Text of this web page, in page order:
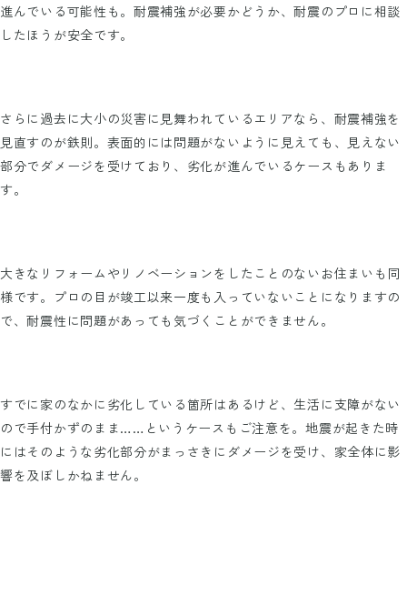
進んでいる可能性も。耐震補強が必要かどうか、耐震のプロに相談
したほうが安全です。
さらに過去に大小の災害に見舞われているエリアなら、耐震補強を
見直すのが鉄則。表面的には問題がないように見えても、見えない
部分でダメージを受けており、劣化が進んでいるケースもありま
す。
大きなリフォームやリノベーションをしたことのないお住まいも同
様です。プロの目が竣工以来一度も入っていないことになりますの
で、耐震性に問題があっても気づくことができません。
すでに家のなかに劣化している箇所はあるけど、生活に支障がない
ので手付かずのまま……というケースもご注意を。地震が起きた時
にはそのような劣化部分がまっさきにダメージを受け、家全体に影
響を及ぼしかねません。